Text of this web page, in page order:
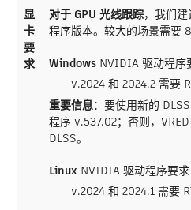
显
卡
要
求
对于 GPU 光线跟踪，我们
程序版本。较大的场景需要
Windows NVIDIA 驱动程序
v.2024 和 2024.2 需要
重要信息：要使用新的
程序 v.537.02；否则，
DLSS。
Linux NVIDIA 驱动程序要求
v.2024 和 2024.1 需要